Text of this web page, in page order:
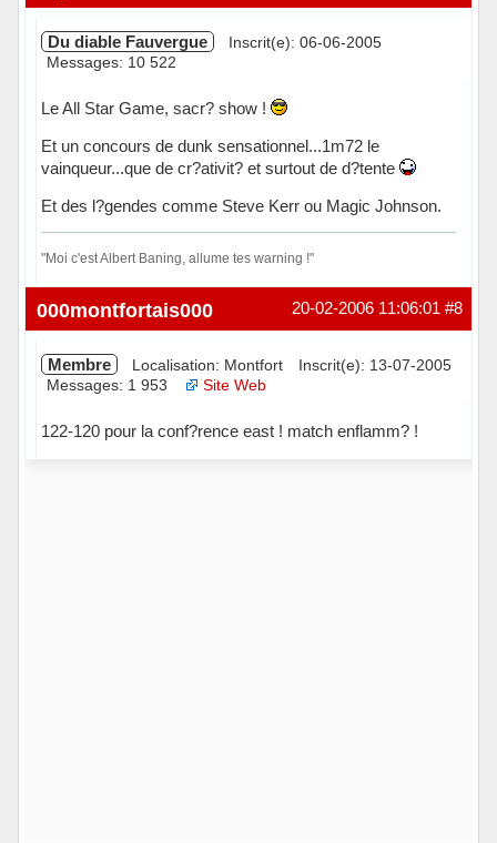
Du diable Fauvergue
Inscrit(e): 06-06-2005
Messages: 10 522
Le All Star Game, sacr? show !
Et un concours de dunk sensationnel...1m72 le
vainqueur...que de cr?ativit? et surtout de d?tente
Et des l?gendes comme Steve Kerr ou Magic Johnson.
"Moi c'est Albert Baning, allume tes warning !"
Hors ligne #8
20-02-2006 11:06:01
000montfortais000
Membre Localisation: Montfort
Inscrit(e): 13-07-2005
Messages: 1 953
Site Web
122-120 pour la conf?rence east ! match enflamm? !